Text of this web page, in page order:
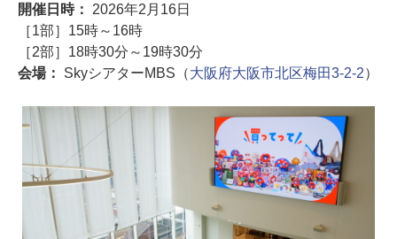
開催日時： 2026年2月16日
［1部］15時～16時
［2部］18時30分～19時30分
会場： SkyシアターMBS（大阪府大阪市北区梅田3-2-2）